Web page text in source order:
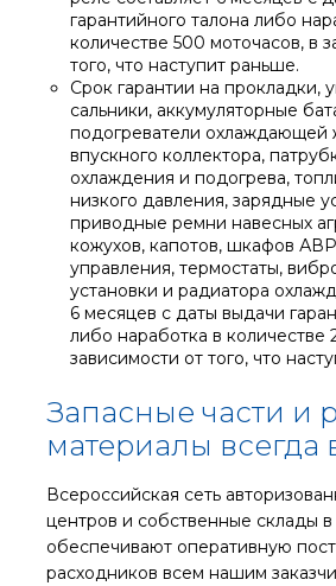
гарантийного талона либо
количестве 500 моточасов, в
того, что наступит раньше.
Срок гарантии на прокладки,
сальники, аккумуляторные
подогреватели охлаждающей
впускного коллектора,
охлаждения и подогрева,
низкого давления, зарядные
приводные ремни навесных
кожухов, капотов, шкафов
управления, термостаты,
установки и радиатора
6 месяцев с даты выдачи
либо наработка в количестве
зависимости от того, что
Запасные части и
материалы всегда
Всероссийская сеть
центров и собственные склады
обеспечивают оперативную
расходников всем нашим